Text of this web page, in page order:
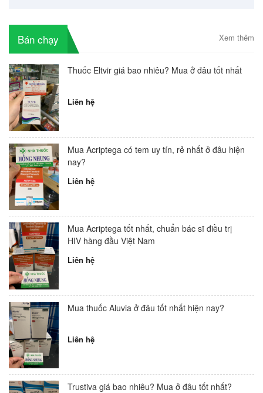
Bán chạy Xem thêm
Thuốc Eltvir giá bao nhiêu? Mua ở đâu tốt nhất
Liên hệ
Mua Acriptega có tem uy tín, rẻ nhất ở đâu hiện
nay?
Liên hệ
Mua Acriptega tốt nhất, chuẩn bác sĩ điều trị
HIV hàng đầu Việt Nam
Liên hệ
Mua thuốc Aluvia ở đâu tốt nhất hiện nay?
Liên hệ
Trustiva giá bao nhiêu? Mua ở đâu tốt nhất?